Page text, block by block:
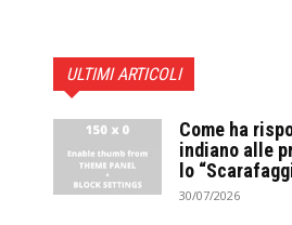
ULTIMI ARTICOLI
Come ha
indiano alle
lo
30/07/2026